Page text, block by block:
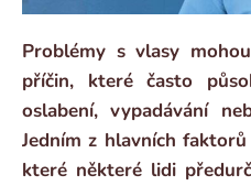
Problémy s vlasy
příčin, které často
oslabení, vypadávání
Jedním z hlavních
které některé lidi